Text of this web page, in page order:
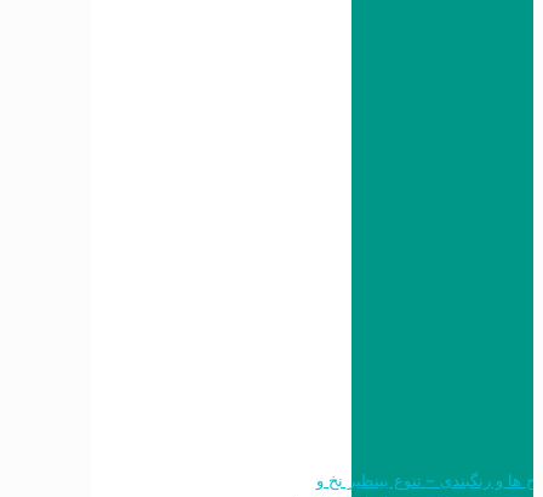
طرح ها و رنگبندی – تنوع بینظیر نخ و